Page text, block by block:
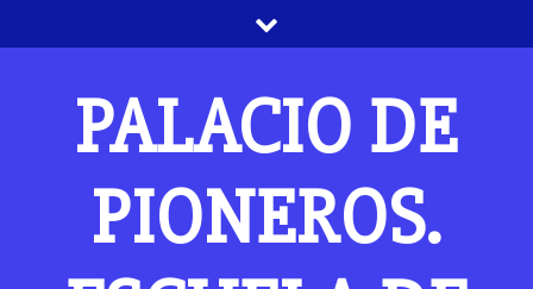
al
PALACIO DE
PIONEROS.